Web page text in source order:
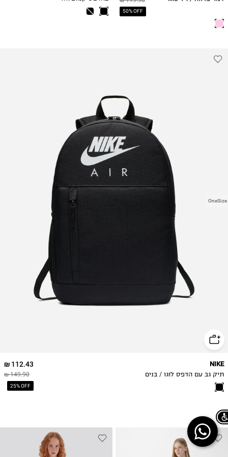
50% OFF
1994 / בנים
OneSize
112.43 ₪
149.90 ₪
25% OFF
NIKE
תיק גב עם הדפס לוגו / בנים
Chat on WhatsApp